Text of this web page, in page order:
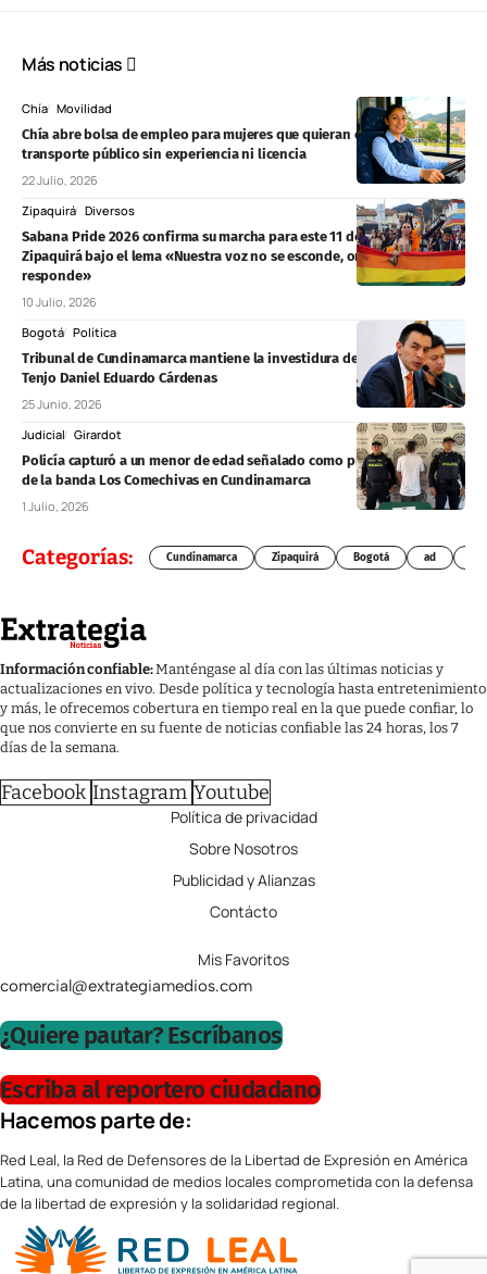
Más noticias
Chía Movilidad
Chía abre bolsa de empleo para mujeres que quieran conducir
transporte público sin experiencia ni licencia
22 Julio, 2026
Zipaquirá Diversos
Sabana Pride 2026 confirma su marcha para este 11 de julio en
Zipaquirá bajo el lema «Nuestra voz no se esconde, orgullo que
responde»
10 Julio, 2026
Bogotá Política
Tribunal de Cundinamarca mantiene la investidura del concejal de
Tenjo Daniel Eduardo Cárdenas
25 Junio, 2026
Judicial Girardot
Policía capturó a un menor de edad señalado como presunto sicario
de la banda Los Comechivas en Cundinamarca
1 Julio, 2026
Categorías: Cundinamarca Zipaquirá Bogotá ad
Información confiable:Manténgase al día con las últimas noticias y
actualizaciones en vivo. Desde política y tecnología hasta entretenimiento
y más, le ofrecemos cobertura en tiempo real en la que puede confiar, lo
que nos convierte en su fuente de noticias confiable las 24 horas, los 7
días de la semana.
Facebook Instagram Youtube
Política de privacidad
Sobre Nosotros
Publicidad y Alianzas
Contácto
Mis Favoritos
comercial@extrategiamedios.com
¿Quiere pautar? Escríbanos
Escriba al reportero ciudadano
Hacemos parte de:
Red Leal, la Red de Defensores de la Libertad de Expresión en América
Latina, una comunidad de medios locales comprometida con la defensa
de la libertad de expresión y la solidaridad regional.